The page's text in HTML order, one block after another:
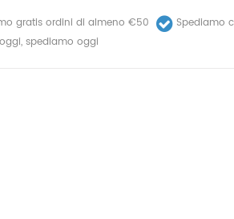
gratis ordini di almeno €50
Spediamo
spediamo oggi